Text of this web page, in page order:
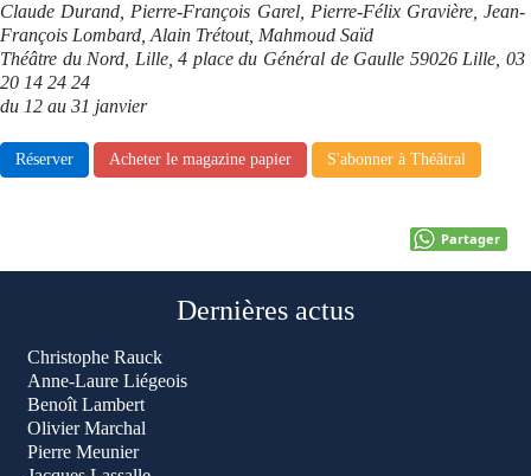
Claude Durand, Pierre-François Garel, Pierre-Félix Gravière, Jean-
François Lombard, Alain Trétout, Mahmoud Saïd
Théâtre du Nord, Lille, 4 place du Général de Gaulle 59026 Lille, 03
20 14 24 24
du 12 au 31 janvier
Réserver Acheter le magazine papier S'abonner à Théâtral
Partager
Dernières actus
Christophe Rauck
Anne-Laure Liégeois
Benoît Lambert
Olivier Marchal
Pierre Meunier